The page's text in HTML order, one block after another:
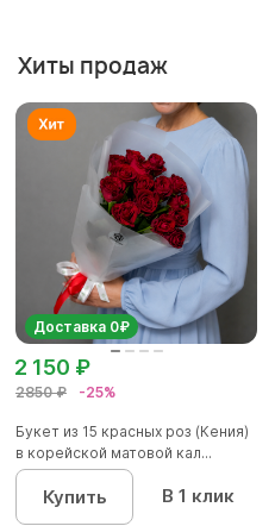
Хиты продаж
Доставка 0₽
2850 ₽ -25%
2 150 ₽
Букет из 15 красных роз (Кения)
в корейской матовой кал...
Купить В 1 клик